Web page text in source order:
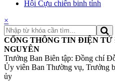
Hội Cựu chiến binh tỉnh
×
CỔNG THÔNG TIN ĐIỆN
NGUYÊN
Trưởng Ban Biên tập: Đồng chí
Ủy viên Ban Thường vụ, Trưởng
ủy